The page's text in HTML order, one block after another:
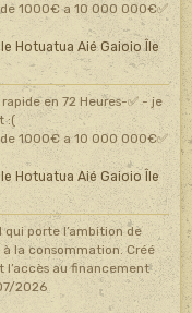
1000€ a 10 000 000€✅
Hotuatua Aié Gaioio Île
en 72 Heures-✅ - je
:(
1000€ a 10 000 000€✅
Hotuatua Aié Gaioio Île
porte l’ambition de
la consommation. Créé
l’accès au financement
2026